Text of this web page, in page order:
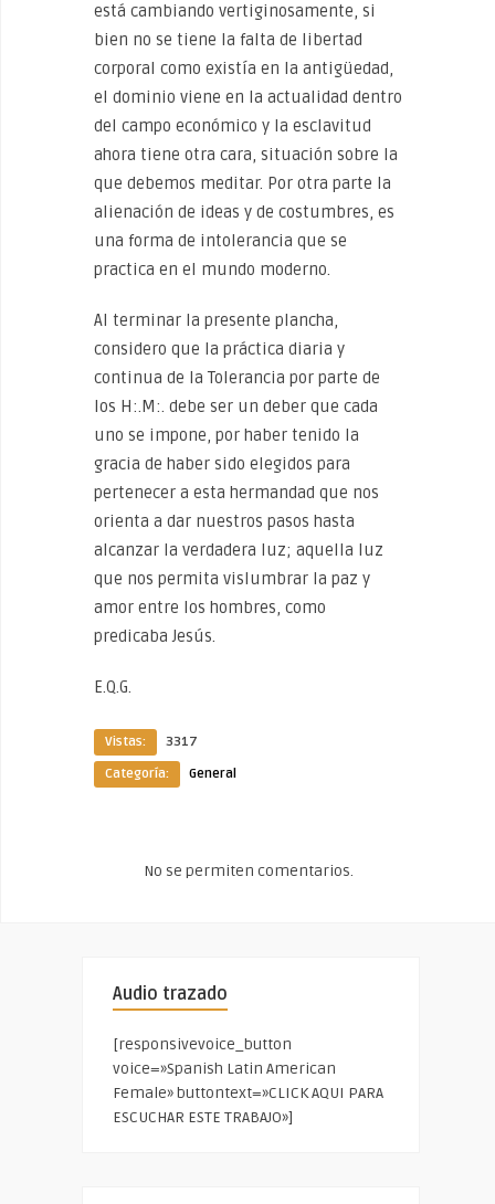
está cambiando vertiginosamente, si
bien no se tiene la falta de libertad
corporal como existía en la antigüedad,
el dominio viene en la actualidad dentro
del campo económico y la esclavitud
ahora tiene otra cara, situación sobre la
que debemos meditar. Por otra parte la
alienación de ideas y de costumbres, es
una forma de intolerancia que se
practica en el mundo moderno.
Al terminar la presente plancha,
considero que la práctica diaria y
continua de la Tolerancia por parte de
los H:.M:. debe ser un deber que cada
uno se impone, por haber tenido la
gracia de haber sido elegidos para
pertenecer a esta hermandad que nos
orienta a dar nuestros pasos hasta
alcanzar la verdadera luz; aquella luz
que nos permita vislumbrar la paz y
amor entre los hombres, como
predicaba Jesús.
E.Q.G.
Vistas:
3317
Categoría:
General
No se permiten comentarios.
Audio trazado
[responsivevoice_button
voice=»Spanish Latin American
Female» buttontext=»CLICK AQUI PARA
ESCUCHAR ESTE TRABAJO»]